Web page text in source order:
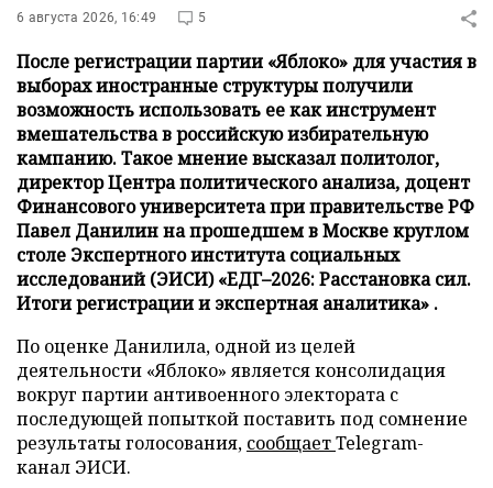
6 августа 2026, 16:49 5
После регистрации партии «Яблоко» для участия в
выборах иностранные структуры получили
возможность использовать ее как инструмент
вмешательства в российскую избирательную
кампанию. Такое мнение высказал политолог,
директор Центра политического анализа, доцент
Финансового университета при правительстве РФ
Павел Данилин на прошедшем в Москве круглом
столе Экспертного института социальных
исследований (ЭИСИ) «ЕДГ–2026: Расстановка сил.
Итоги регистрации и экспертная аналитика» .
По оценке Данилила, одной из целей
деятельности «Яблоко» является консолидация
вокруг партии антивоенного электората с
последующей попыткой поставить под сомнение
результаты голосования, сообщаетTelegram-
канал ЭИСИ.